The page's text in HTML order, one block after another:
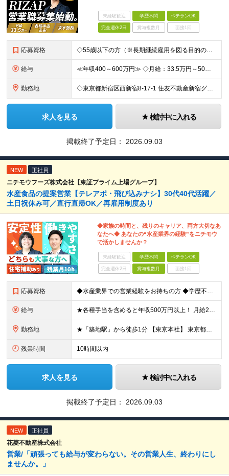
未経験歓迎 学歴不問 ベテランOK
完全週休2日 賞与複数月 面接1回
応募資格 ◇55歳以下の方（※長期継続雇用を図る目的のため） ◇以下の必須スキルをお持ちの方 ≪必須スキル≫ ・BtoBの法人営業経験のある方 ・一都三県での勤務が可能な方 ※学歴不問 ≪歓迎スキル≫ ・内
給与 ≪年収400～600万円≫ ◇月給：33.5万円～50万円 ◇残業代別途支給（固定残業代なし） ◇昇給年2回 実力・実績に応じた評価制度 ￣￣￣￣￣￣￣￣￣￣￣￣￣ 新設ポジションのため、あなたの実
勤務地 ◇東京都新宿区西新宿8-17-1 住友不動産新宿グランドタワー36F ◇現地（店舗・取引先）へ出向く場合もあります 【本社所在地】 東京都新宿区西新宿8-17-1 住友不動産新宿グランドタワー36F
求人を見る 検討中に入れる
掲載終了予定日： 2026.09.03
NEW 正社員
ニチモウフーズ株式会社【東証プライム上場グループ】
水産食品の提案営業【テレアポ・飛び込みナシ】30代40代活躍／
土日祝休み可／直行直帰OK／再雇用制度あり
◆家族の時間と、残りのキャリア、両方大切なあ
なたへ◆ あなたの“水産業界の経験”をニチモウ
で活かしませんか？
未経験歓迎 学歴不問 ベテランOK
完全週休2日 賞与複数月 面接1回
応募資格 ◆水産業界での営業経験をお持ちの方 ◆学歴不問 ◆30代40代50代活躍中 「安定した会社で落ち着いたキャリアを歩みたい」 「これまでの水産業界の経験を活かして活躍したい」 「家族との時間を大切にで
給与 ★各種手当を含めると年収500万円以上！ 月給25万円～45万円＋住宅手当もしくは借り上げ社宅補助＋賞与年2回＋その他各種手当 ※試用期間3ヵ月あり。期間中の給与・待遇の差異はありません ※年齢・能
勤務地 ★「築地駅」から徒歩1分 【東京本社】 東京都中央区築地3-9-9 築地三丁目ビル8F (変更の範囲)上記を除く当社関連勤務地
残業時間 10時間以内
求人を見る 検討中に入れる
掲載終了予定日： 2026.09.03
NEW 正社員
花菱不動産株式会社
営業/「頑張っても給与が変わらない。その営業人生、終わりにし
ませんか。」